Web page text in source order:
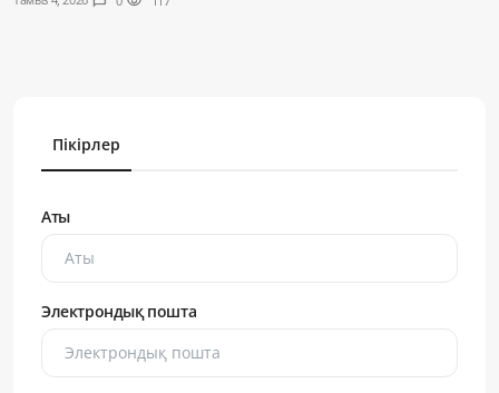
Пікірлер
Аты
Электрондық пошта